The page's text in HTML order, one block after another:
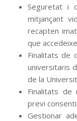
Seguretat i
mitjançant
recapten
que
Finalitats de
universitaris
de la
Finalitats de
previ
Gestionar